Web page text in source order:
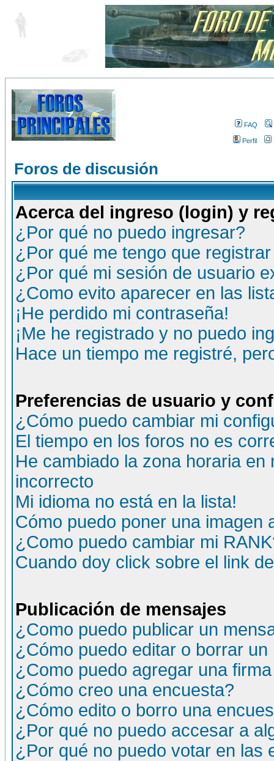
FAQ
Perfil
Foros de discusión
Acerca del ingreso (login) y
¿Por qué no puedo ingresar?
¿Por qué me tengo que
¿Por qué mi sesión de usuario
¿Como evito aparecer en las
¡He perdido mi contraseña!
¡Me he registrado y no puedo
Hace un tiempo me registré,
Preferencias de usuario y
¿Cómo puedo cambiar mi
El tiempo en los foros no es
He cambiado la zona horaria
incorrecto
Mi idioma no está en la lista!
Cómo puedo poner una imagen
¿Como puedo cambiar mi
Cuando doy click sobre el link
Publicación de mensajes
¿Como puedo publicar un
¿Cómo puedo editar o borrar un
¿Como puedo agregar una
¿Cómo creo una encuesta?
¿Cómo edito o borro una
¿Por qué no puedo accesar a
¿Por qué no puedo votar en las